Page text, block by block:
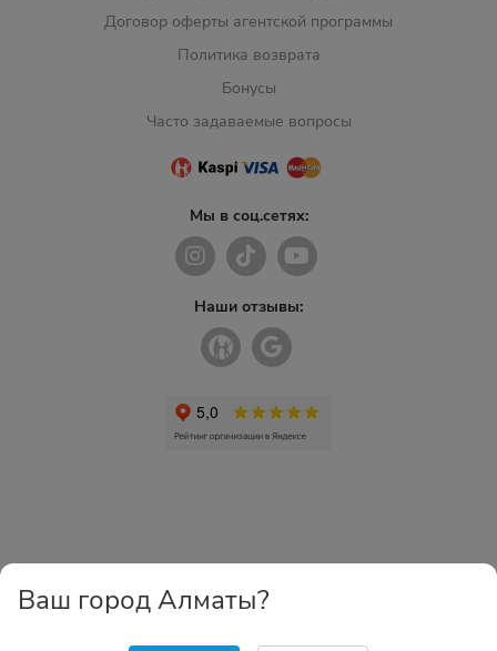
Договор оферты агентской программы
Политика возврата
Бонусы
Часто задаваемые вопросы
Мы в соц.сетях:
Наши отзывы:
Ваш город Алматы?